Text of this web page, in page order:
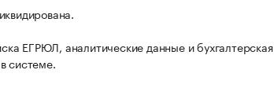
ЕГРЮЛ, аналитические данные и бухгалтерская
системе.